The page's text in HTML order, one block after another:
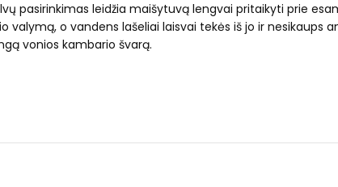
pasirinkimas leidžia maišytuvą lengvai pritaikyti prie
o vandens lašeliai laisvai tekės iš jo ir
vonios kambario švarą.